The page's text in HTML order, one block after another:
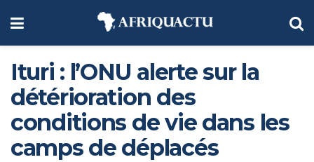
Ituri : l’ONU alerte sur la
détérioration des
conditions de vie dans les
camps de déplacés